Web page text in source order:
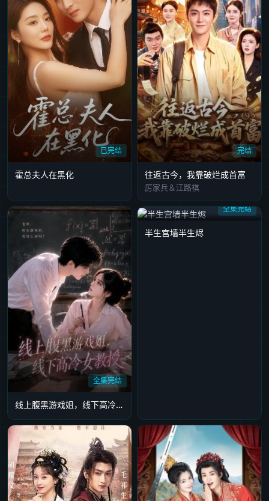
已完结
霍总夫人在黑化
完结
往返古今，我靠破烂成首富
厉家兵＆江路祺
全集完结
线上腹黑游戏姐，线下高冷女教授
全集完结
半生宫墙半生烬